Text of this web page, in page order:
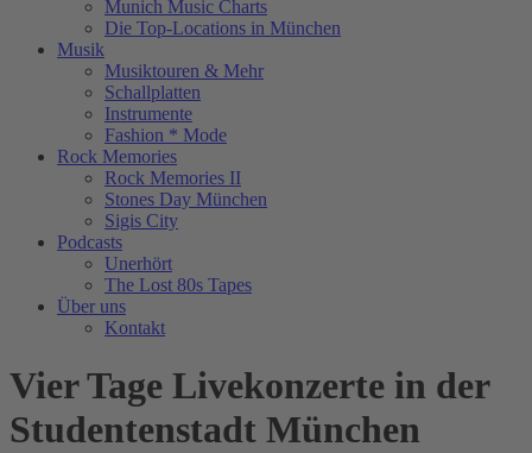
Munich Music Charts
Die Top-Locations in München
Musik
Musiktouren & Mehr
Schallplatten
Instrumente
Fashion * Mode
Rock Memories
Rock Memories II
Stones Day München
Sigis City
Podcasts
Unerhört
The Lost 80s Tapes
Über uns
Kontakt
Vier Tage Livekonzerte in der
Studentenstadt München